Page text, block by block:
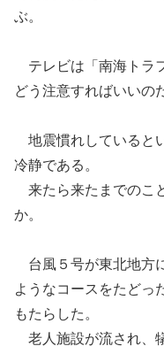
ぶ。
テレビは「南海トラ
どう注意すればいいの
地震慣れしていると
冷静である。
来たら来たまでのこ
か。
台風５号が東北地方
ようなコースをたどっ
もたらした。
老人施設が流され 、